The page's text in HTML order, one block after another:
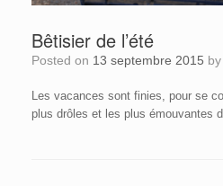
Bêtisier de l’été
Posted on 13 septembre 2015 by
Les vacances sont finies, pour se
plus drôles et les plus émouvantes